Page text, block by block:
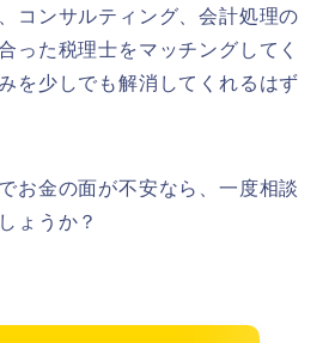
コンサルティング、会計処理の
った税理士をマッチングしてく
を少しでも解消してくれるはず
お金の面が不安なら、一度相談
ょうか？